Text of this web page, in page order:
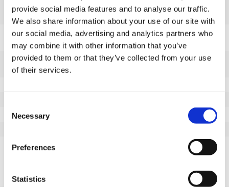
provide social media features and to analyse our traffic.
We also share information about your use of our site with
our social media, advertising and analytics partners who
may combine it with other information that you’ve
provided to them or that they’ve collected from your use
of their services.
Selection
Necessary
Preferences
Statistics
Tamanho da placa superior
(mm)
135x110
Centros dos furos da placa
superior (mm)
105x80
Diâmetro do furo de fixação
(mm)
11
Desvio (mm)
Descrição do piso
Pneu standard de borracha
maciça preta, extremamente
carrinhos de transporte.